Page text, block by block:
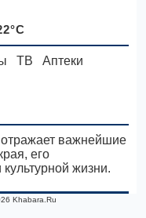
ТВ
Аптеки
важнейшие
его
жизни.
Khabara.Ru